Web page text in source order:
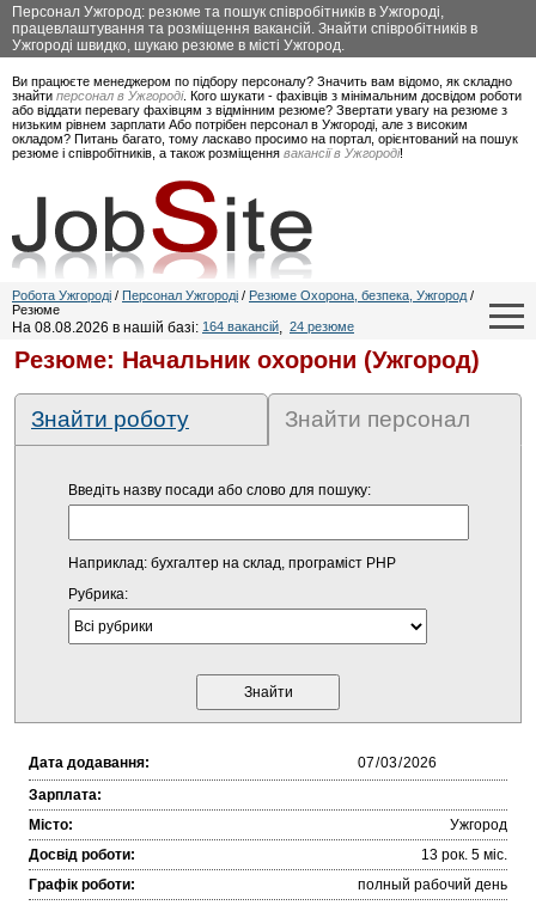
Персонал Ужгород: резюме та пошук співробітників в Ужгороді,
працевлаштування та розміщення вакансій. Знайти співробітників в
Ужгороді швидко, шукаю резюме в місті Ужгород.
Ви працюєте менеджером по підбору персоналу? Значить вам відомо, як складно
знайти персонал в Ужгороді. Кого шукати - фахівців з мінімальним досвідом роботи
або віддати перевагу фахівцям з відмінним резюме? Звертати увагу на резюме з
низьким рівнем зарплати Або потрібен персонал в Ужгороді, але з високим
окладом? Питань багато, тому ласкаво просимо на портал, орієнтований на пошук
резюме і співробітників, а також розміщення вакансії в Ужгороді!
Робота Ужгороді / Персонал Ужгороді / Резюме Охорона, безпека, Ужгород /
Резюме
На 08.08.2026 в нашій базі: 164 вакансій, 24 резюме
Резюме: Начальник охорони (Ужгород)
Знайти роботу Знайти персонал
Введіть назву посади або слово для пошуку:
Наприклад: бухгалтер на склад, програміст PHP
Рубрика:
Дата додавання:
Зарплата:
Місто:
Ужгород
Досвід роботи:
13 рок. 5 міc.
Графік роботи:
полный рабочий день